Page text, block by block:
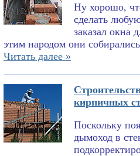
Ну хорошо,
сделать
заказал окна
этим народом они
Читать далее »
кирпичных
Поскольку
дымоход в